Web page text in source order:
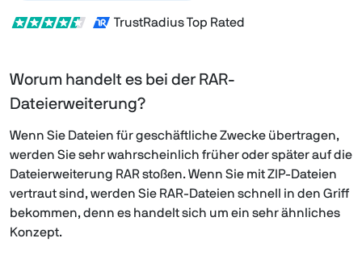
TrustRadius Top Rated
Worum handelt es bei der RAR-
Dateierweiterung?
Wenn Sie Dateien für geschäftliche Zwecke übertragen,
werden Sie sehr wahrscheinlich früher oder später auf die
Dateierweiterung RAR stoßen. Wenn Sie mit ZIP-Dateien
vertraut sind, werden Sie RAR-Dateien schnell in den Griff
bekommen, denn es handelt sich um ein sehr ähnliches
Konzept.